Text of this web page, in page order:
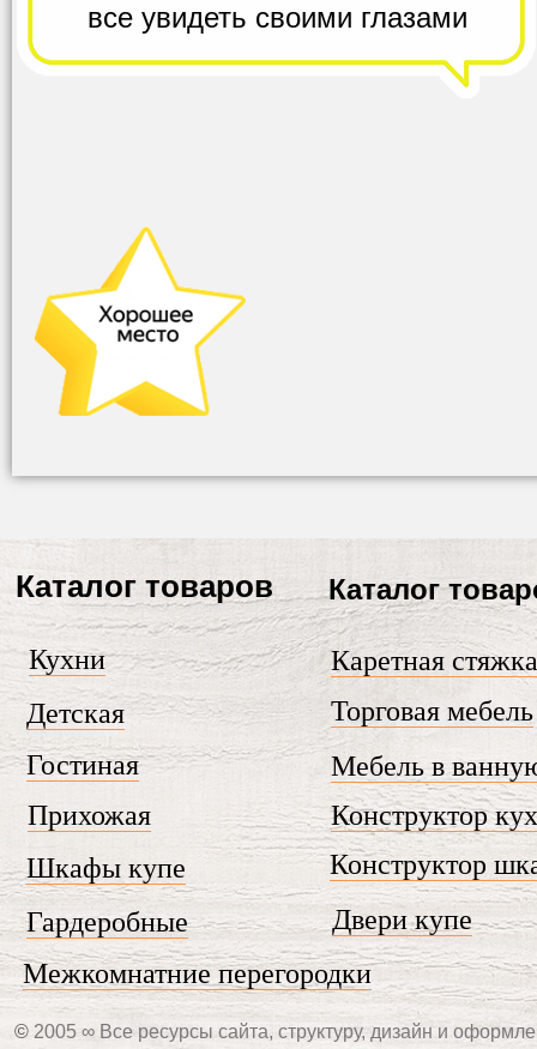
Конструктор
Конструктор
Каталог
Каретная стяжка
Торговая мебель
всеувидеть своими глазами
Детская
Кухни
Гостиная
Шкафы купе
Двери купе
Прихожая
Гардеробные
Мебель в
Межкомнатние перегородки
Каталог товаров
© 2005 ∞ Все ресурсы сайта, структуру, дизайн и